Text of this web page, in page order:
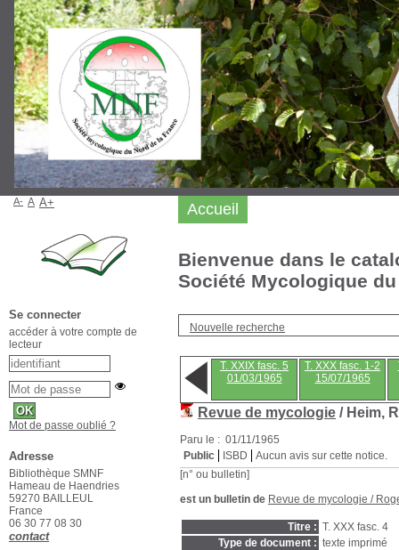
Bienvenue dans le
Société Mycologique
Nouvelle recherche
T. XXIX fasc. 5
01/03/1965
T. XXX fasc. 1-2
15/07/1965
Revue de mycologie / Heim,
Paru le : 01/11/1965
Public
ISBD
Aucun avis sur cette notice.
[n° ou bulletin]
est un bulletin de Revue de mycologie /
Titre : T. XXX fasc. 4
Type de document : texte imprimé
Accueil
A- A A+
Se connecter
accéder à votre compte de
lecteur
Mot de passe oublié ?
Adresse
Bibliothèque SMNF
Hameau de Haendries
59270 BAILLEUL
France
06 30 77 08 30
contact